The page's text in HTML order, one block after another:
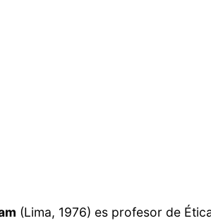
(Lima, 1976) es profesor de